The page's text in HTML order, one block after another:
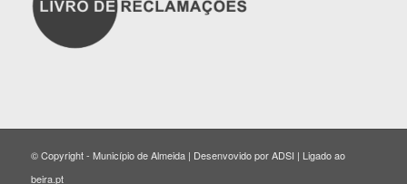
© Copyright - Município de Almeida | Desenvovido por ADSI | Ligado ao
beira.pt